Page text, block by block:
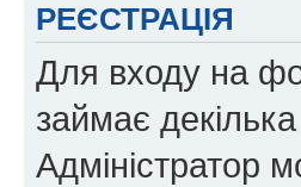
РЕЄСТРАЦІЯ
Для входу на
займає
Адміністратор